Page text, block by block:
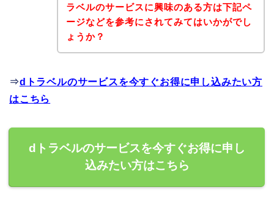
ラベルのサービスに興味のある方は下記ペ
ージなどを参考にされてみてはいかがでし
ょうか？
⇒dトラベルのサービスを今すぐお得に申し込みたい方
はこちら
dトラベルのサービスを今すぐお得に申し
込みたい方はこちら